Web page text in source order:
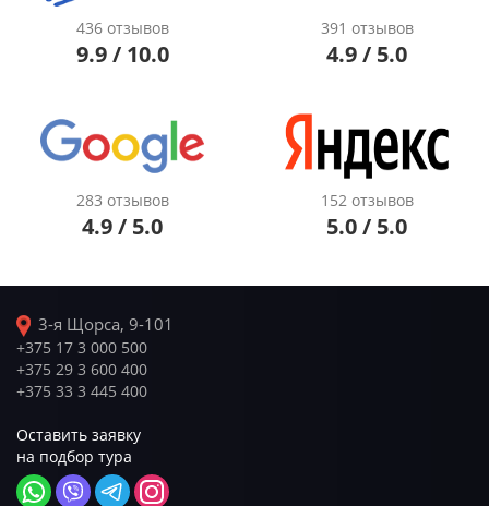
436 отзывов
9.9 / 10.0
391 отзывов
4.9 / 5.0
283 отзывов
4.9 / 5.0
152 отзывов
5.0 / 5.0
3-я Щорса, 9-101
+375 17 3 000 500
+375 29 3 600 400
+375 33 3 445 400
Оставить заявку
на подбор тура